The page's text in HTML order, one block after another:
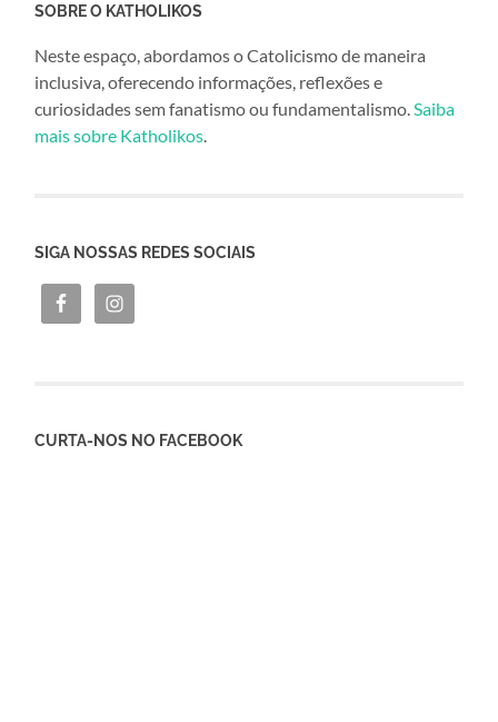
SOBRE O KATHOLIKOS
Neste espaço, abordamos o Catolicismo de maneira
inclusiva, oferecendo informações, reflexões e
curiosidades sem fanatismo ou fundamentalismo.Saiba
mais sobre Katholikos.
SIGA NOSSAS REDES SOCIAIS
CURTA-NOS NO FACEBOOK